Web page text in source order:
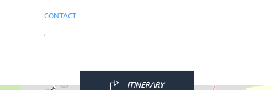
CONTACT
,
ITINERARY